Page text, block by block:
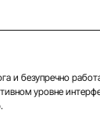
и безупречно
уровне